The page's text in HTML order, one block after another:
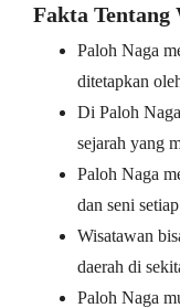
Fakta Tentang
Paloh Naga
ditetapkan
Di Paloh
sejarah yang
Paloh Naga
dan seni
Wisatawan
daerah di
Paloh Naga